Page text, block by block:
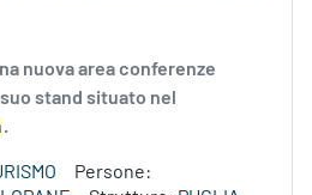
nuova area conferenze
stand situato nel
.
Persone: